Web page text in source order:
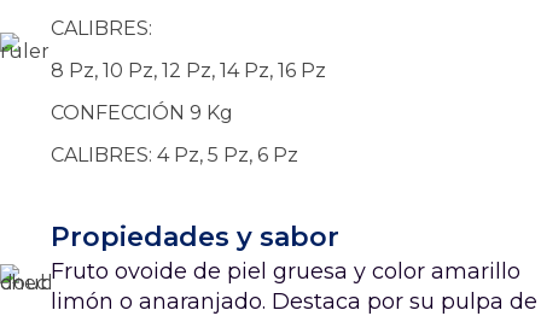
CALIBRES:
8 Pz, 10 Pz, 12 Pz, 14 Pz, 16 Pz
CONFECCIÓN 9 Kg
CALIBRES: 4 Pz, 5 Pz, 6 Pz
Propiedades y sabor
Fruto ovoide de piel gruesa y color amarillo
limón o anaranjado. Destaca por su pulpa de